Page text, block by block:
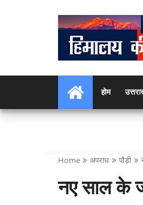
होम
Home अपराध पौड़ी
नए साल के